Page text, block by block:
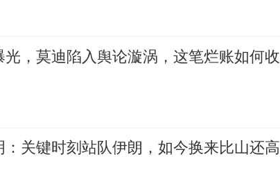
，莫迪陷入舆论漩涡，这笔烂账如何收
：关键时刻站队伊朗，如今换来比山还高